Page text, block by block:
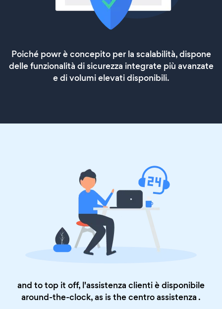
Poiché powr è concepito per la scalabilità, dispone
delle funzionalità di sicurezza integrate più avanzate
e di volumi elevati disponibili.
and to top it off, l'assistenza clienti è disponibile
around-the-clock, as is thecentro assistenza .